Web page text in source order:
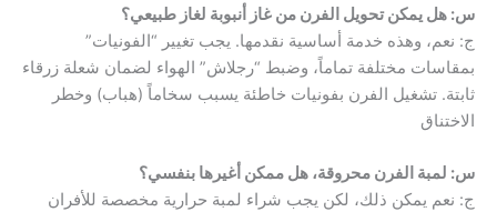
س: هل يمكن تحويل الفرن من غاز أنبوبة لغاز طبيعي؟
ج: نعم، وهذه خدمة أساسية نقدمها. يجب تغيير “الفونيات”
بمقاسات مختلفة تماماً، وضبط “رجلاش” الهواء لضمان شعلة زرقاء
ثابتة. تشغيل الفرن بفونيات خاطئة يسبب سخاماً (هباب) وخطر
الاختناق
س: لمبة الفرن محروقة، هل ممكن أغيرها بنفسي؟
ج: نعم يمكن ذلك، لكن يجب شراء لمبة حرارية مخصصة للأفران